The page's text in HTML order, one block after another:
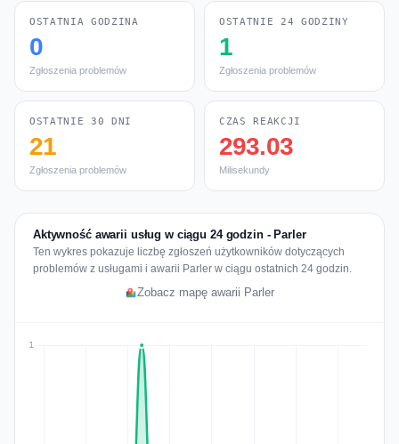
OSTATNIA GODZINA
0
Zgłoszenia problemów
OSTATNIE 24 GODZINY
1
Zgłoszenia problemów
OSTATNIE 30 DNI
21
Zgłoszenia problemów
CZAS REAKCJI
293.03
Milisekundy
Aktywność awarii usług w ciągu 24 godzin - Parler
Ten wykres pokazuje liczbę zgłoszeń użytkowników dotyczących
problemów z usługami i awarii Parler w ciągu ostatnich 24 godzin.
Zobacz mapę awarii Parler